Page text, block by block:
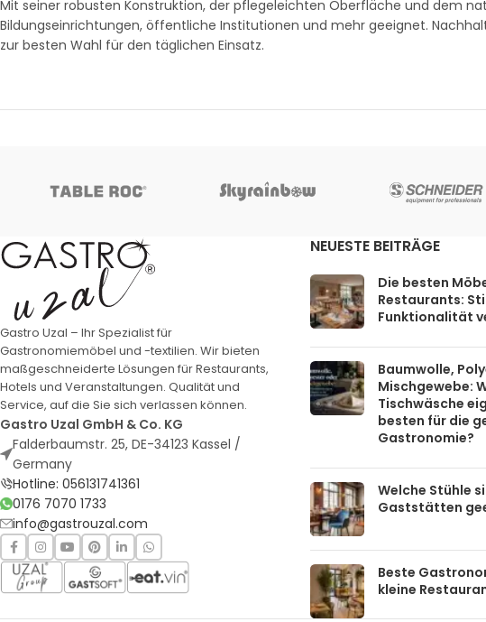
Mit seiner robusten Konstruktion, der pflegeleichten Oberfläche und dem
Bildungseinrichtungen, öffentliche Institutionen und mehr geeignet.
zur besten Wahl für den täglichen Einsatz.
Gastro Uzal – Ihr Spezialist für
Gastronomiemöbel und -textilien. Wir bieten
maßgeschneiderte Lösungen für Restaurants,
Hotels und Veranstaltungen. Qualität und
Service, auf die Sie sich verlassen können.
Gastro Uzal GmbH & Co. KG
Falderbaumstr. 25, DE-34123 Kassel /
Germany
Hotline: 056131741361
0176 7070 1733
info@gastrouzal.com
NEUESTE BEITRÄGE
Die besten
Restaurants:
Funktionalität
Baumwolle,
Mischgewebe:
Tischwäsche
besten für die
Gastronomie?
Welche Stühle
Gaststätten
Beste
kleine